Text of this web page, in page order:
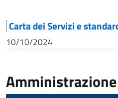
Carta dei Servizi e
10/10/2024